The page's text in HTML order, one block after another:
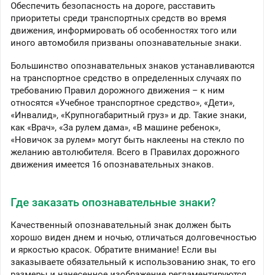
Обеспечить безопасность на дороге, расставить
приоритеты среди транспортных средств во время
движения, информировать об особенностях того или
иного автомобиля призваны опознавательные знаки.
Большинство опознавательных знаков устанавливаются
на транспортное средство в определенных случаях по
требованию Правил дорожного движения – к ним
относятся «Учебное транспортное средство», «Дети»,
«Инвалид», «Крупногабаритный груз» и др. Такие знаки,
как «Врач», «За рулем дама», «В машине ребенок»,
«Новичок за рулем» могут быть наклеены на стекло по
желанию автолюбителя. Всего в Правилах дорожного
движения имеется 16 опознавательных знаков.
Где заказать опознавательные знаки?
Качественный опознавательный знак должен быть
хорошо виден днем и ночью, отличаться долговечностью
и яркостью красок. Обратите внимание! Если вы
заказываете обязательный к использованию знак, то его